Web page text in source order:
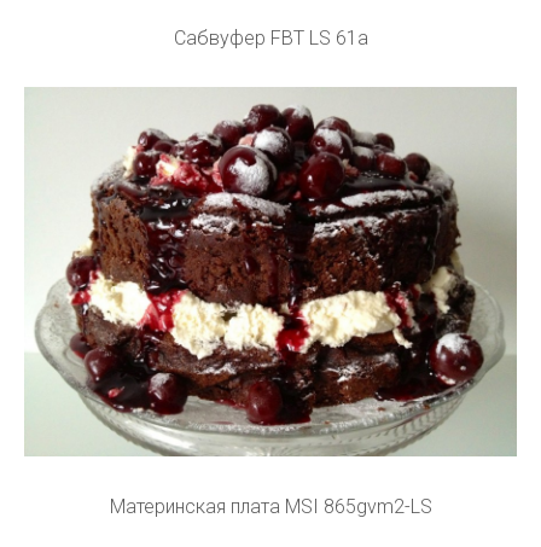
Сабвуфер FBT LS 61a
Материнская плата MSI 865gvm2-LS